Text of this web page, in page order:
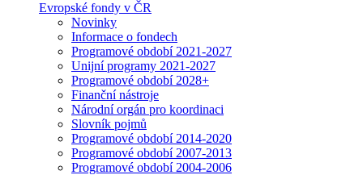
Evropské fondy v ČR
Novinky
Informace o fondech
Programové období 2021-2027
Unijní programy 2021-2027
Programové období 2028+
Finanční nástroje
Národní orgán pro koordinaci
Slovník pojmů
Programové období 2014-2020
Programové období 2007-2013
Programové období 2004-2006